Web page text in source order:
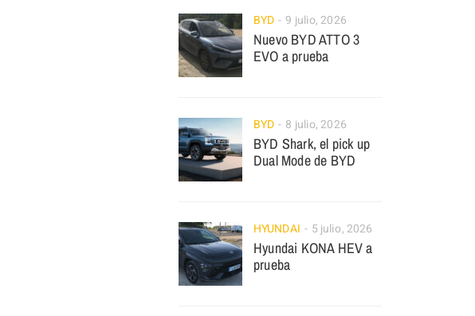
BYD 9 julio, 2026
Nuevo BYD ATTO 3
EVO a prueba
BYD 8 julio, 2026
BYD Shark, el pick up
Dual Mode de BYD
HYUNDAI 5 julio, 2026
Hyundai KONA HEV a
prueba